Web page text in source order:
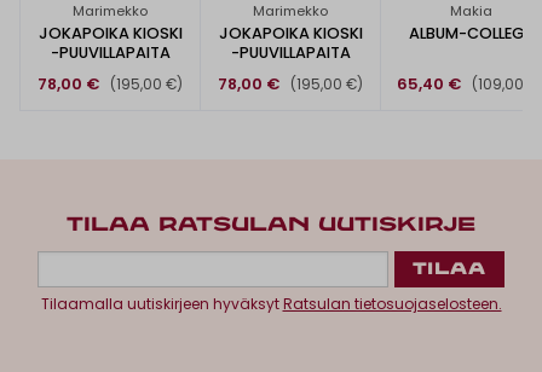
Marimekko
JOKAPOIKA KIOSKI
-PUUVILLAPAITA
78,00 €
(195,00 €)
Marimekko
JOKAPOIKA KIOSKI
-PUUVILLAPAITA
78,00 €
(195,00 €)
Makia
ALBUM-COLLEGE
65,40 € (109,00
TILAA RATSULAN UUTISKIRJE
Tilaamalla uutiskirjeen hyväksytRatsulan tietosuojaselosteen.